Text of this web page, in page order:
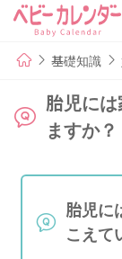
基礎知識
胎児に
ますか？
胎児に
こえて